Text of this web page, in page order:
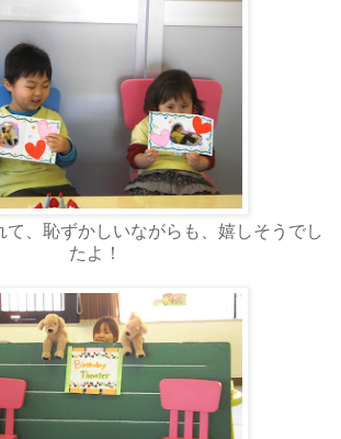
て、恥ずかしいながらも、嬉しそうでし
たよ！